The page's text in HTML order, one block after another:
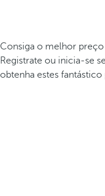
Consiga o melhor
Registrate ou inicia-se
obtenha estes